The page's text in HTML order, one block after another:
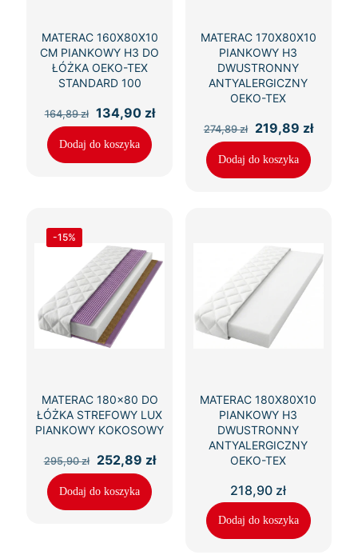
MATERAC 160X80X10
CM PIANKOWY H3 DO
ŁÓŻKA OEKO-TEX
STANDARD 100
164,89zł
Pierwotna
cena
wynosiła:
164,89 zł.
134,90 złAktualna
134,90 zł.
Dodaj do koszyka
MATERAC 170X80X10
PIANKOWY H3
DWUSTRONNY
ANTYALERGICZNY
OEKO-TEX
274,89zł
Pierwotna
cena
wynosiła:
274,89 zł.
219,89 zł
Dodaj do koszyka
-15%
MATERAC 180×80 DO
ŁÓŻKA STREFOWY LUX
PIANKOWY KOKOSOWY
295,90zł
Pierwotna
cena
wynosiła:
295,90 zł.
252,89 złAktualna
Dodaj do koszyka
MATERAC 180X80X10
PIANKOWY H3
DWUSTRONNY
ANTYALERGICZNY
OEKO-TEX
218,90 zł
Dodaj do koszyka